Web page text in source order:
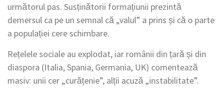
următorul pas. Susținătorii formațiunii prezintă
demersul ca pe un semnal că „valul” a prins și că o parte
a populației cere schimbare.
Rețelele sociale au explodat, iar românii din țară și din
diaspora (Italia, Spania, Germania, UK) comentează
masiv: unii cer „curățenie”, alții acuză „instabilitate”.